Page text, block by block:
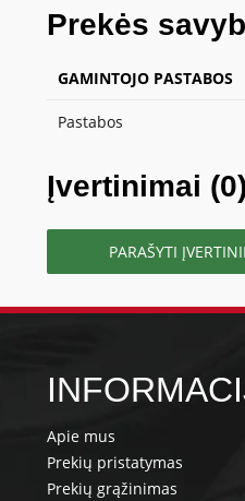
Prekės
GAMINTOJO PASTABOS
Pastabos
Įvertinimai (0)
PARAŠYTI
Apie mus
Prekių pristatymas
Prekių grąžinimas